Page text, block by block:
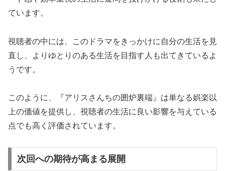
ています。
視聴者の中には、このドラマをきっかけに自分の生活を見
直し、よりゆとりのある生活を目指す人も出てきているよ
うです。
このように、『アリスさんちの囲炉裏端』は単なる娯楽以
上の価値を提供し、視聴者の生活に良い影響を与えている
点でも高く評価されています。
次回への期待が高まる展開